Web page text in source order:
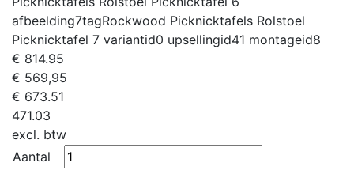
afbeelding7tagRockwood Picknicktafels Rolstoel
Picknicktafel 7 variantid0 upsellingid41 montageid8
€ 814.95
€ 569,95
€ 673.51
471.03
excl. btw
Aantal